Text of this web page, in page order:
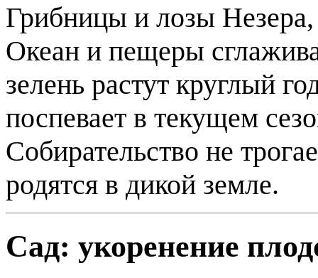
Грибницы и лозы
Океан и пещеры
зелень растут круглый
поспевает в текущем
Собирательство не
родятся в дикой земле.
Сад: укоренение